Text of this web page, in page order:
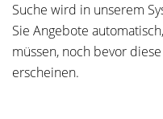
Suche wird in unserem
Sie Angebote
müssen, noch bevor
erscheinen.